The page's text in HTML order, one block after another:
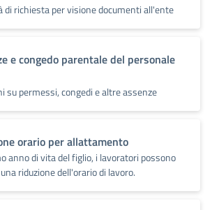
di richiesta per visione documenti all'ente
e congedo parentale del personale
su permessi, congedi e altre assenze
orario per allattamento
anno di vita del figlio, i lavoratori possono
riduzione dell'orario di lavoro.